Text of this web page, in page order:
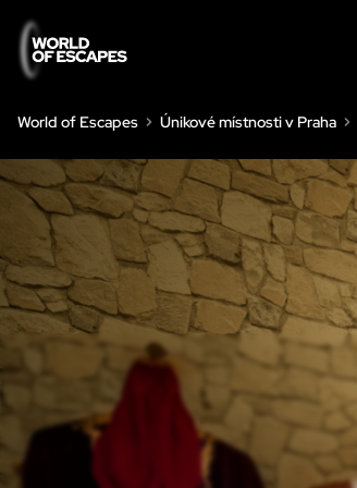
World of Escapes Únikové místnosti v Praha